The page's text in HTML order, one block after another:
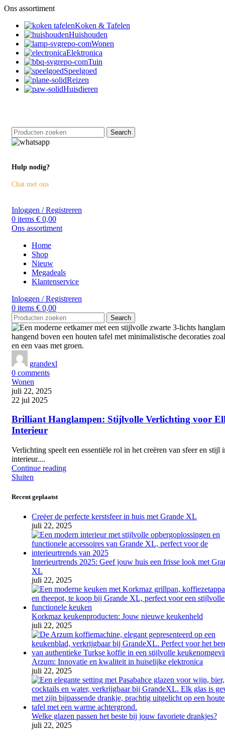
Ons assortiment
Koken & Tafelen
Huishouden
Wonen
Elektronica
Tuin
Speelgoed
Reizen
Huisdieren
Search
Hulp nodig?
Chat met ons
Inloggen / Registreren
0 items € 0,00
Ons assortiment
Home
Shop
Nieuw
Megadeals
Klantenservice
Inloggen / Registreren
0 items € 0,00
Search
grandexl
0 comments
Wonen
juli 22, 2025
22 jul 2025
Brilliant Hanglampen: Stijlvolle Verlichting voor
Interieur
Verlichting speelt een essentiële rol in het creëren van sfeer en stijl
interieur....
Continue reading
Sluiten
Recent geplaatst
Creëer de perfecte kerstsfeer in huis met Grande XL
juli 22, 2025
Interieurtrends 2025: Geef jouw huis een frisse look met
XL
juli 22, 2025
Korkmaz keukenproducten: Jouw nieuwe keukenheld
juli 22, 2025
Arzum: Innovatie en kwaliteit in huiselijke elektronica
juli 22, 2025
Welke glazen passen het beste bij jouw favoriete drankjes?
juli 22, 2025